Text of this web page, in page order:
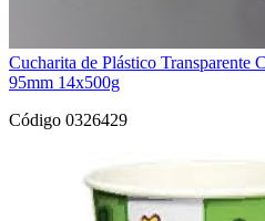
Cucharita de Plástico Transparente
95mm 14x500g
Código 0326429